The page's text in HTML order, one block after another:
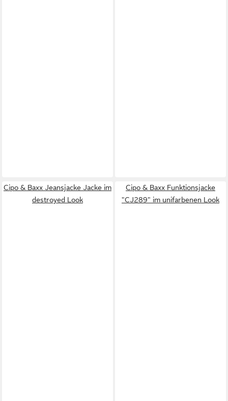
Cipo & Baxx Jeansjacke Jacke im
destroyed Look
Cipo & Baxx Funktionsjacke
"CJ289" im unifarbenen Look